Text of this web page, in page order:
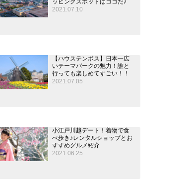
ッピングスポットはココだ♪
2021.07.10
【ハウステンボス】日本一広
いテーマパークの魅力！誰と
行っても楽しめてすごい！！
2021.07.05
小江戸川越デート！着物で食
べ歩き♪レンタルショップとお
すすめグルメ紹介
2021.06.25